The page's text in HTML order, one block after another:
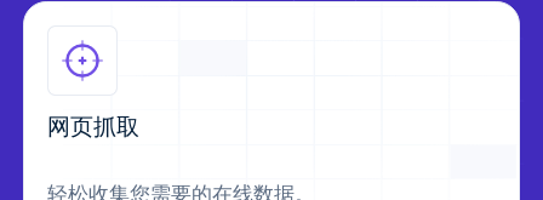
网页抓取
轻松收集您需要的在线数据。